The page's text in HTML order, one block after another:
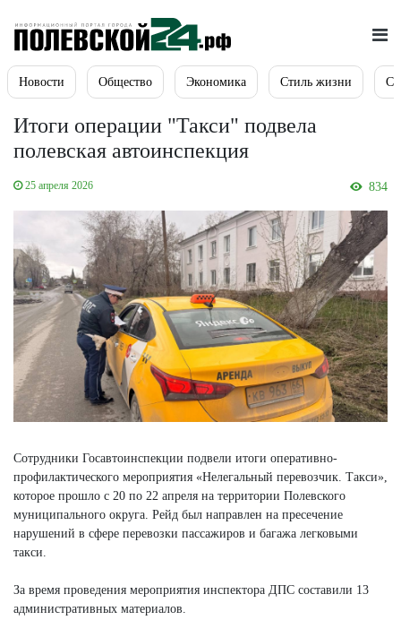
Новости Общество Экономика Стиль жизни
Итоги операции "Такси" подвела
полевская автоинспекция
25 апреля 2026 834
Сотрудники Госавтоинспекции подвели итоги оперативно-
профилактического мероприятия «Нелегальный перевозчик. Такси»,
которое прошло с 20 по 22 апреля на территории Полевского
муниципального округа. Рейд был направлен на пресечение
нарушений в сфере перевозки пассажиров и багажа легковыми
такси.
За время проведения мероприятия инспектора ДПС составили 13
административных материалов.